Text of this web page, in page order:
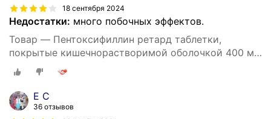
18 сентября 2024
Недостатки: много побочных эффектов.
Товар — Пентоксифиллин ретард таблетки,
покрытые кишечнорастворимой оболочкой 400 мг,
20 шт.
Е С
36 отзывов